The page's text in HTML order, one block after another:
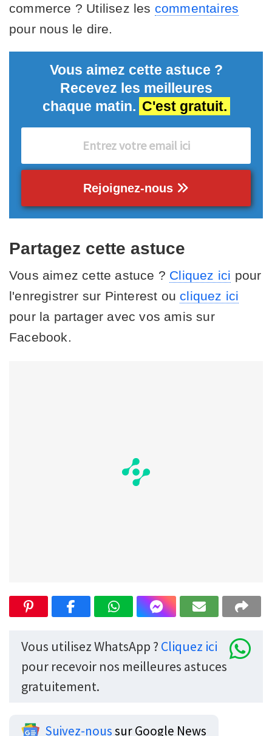
commerce ? Utilisez les commentaires
pour nous le dire.
Vous aimez cette astuce ?
Recevez les meilleures
chaque matin. C'est gratuit.
Rejoignez-nous
Partagez cette astuce
Vous aimez cette astuce ? Cliquez ici pour
l'enregistrer sur Pinterest ou cliquez ici
pour la partager avec vos amis sur
Facebook.
Vous utilisez WhatsApp ? Cliquez ici
pour recevoir nos meilleures astuces
gratuitement.
Suivez-noussur Google News